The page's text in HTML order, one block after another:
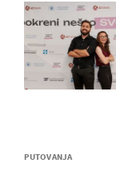
PUTOVANJA